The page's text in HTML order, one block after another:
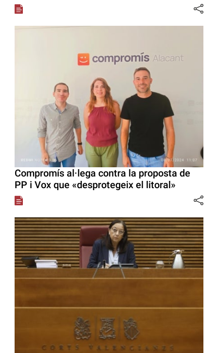
Compromís al·lega contra la proposta de
PP i Vox que «desprotegeix el litoral»